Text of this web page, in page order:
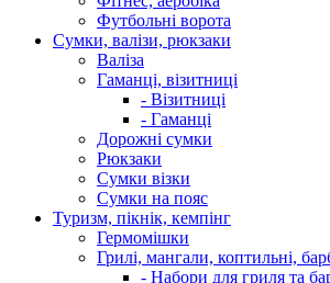
Футбольні ворота
Сумки, валізи, рюкзаки
Валіза
Гаманці, візитниці
- Візитниці
- Гаманці
Дорожні сумки
Рюкзаки
Сумки візки
Сумки на пояс
Туризм, пікнік, кемпінг
Гермомішки
Грилі, мангали, коптильні,
- Набори для гриля та